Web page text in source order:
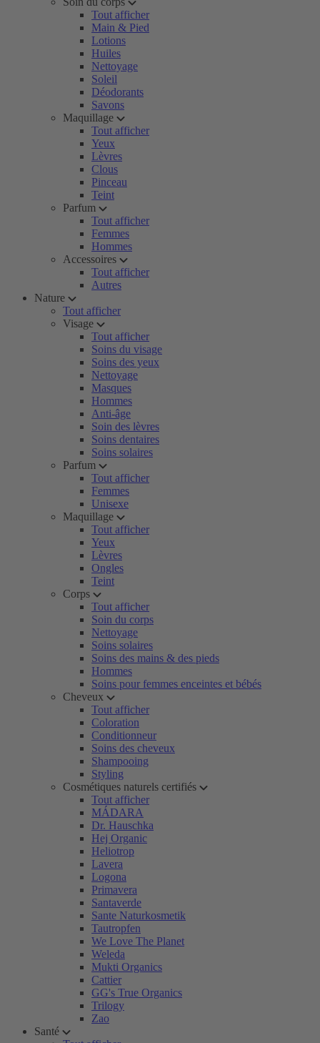
Tout afficher
Main & Pied
Lotions
Huiles
Nettoyage
Soleil
Déodorants
Savons
Maquillage
Tout afficher
Yeux
Lèvres
Clous
Pinceau
Teint
Parfum
Tout afficher
Femmes
Hommes
Accessoires
Tout afficher
Autres
Nature
Tout afficher
Visage
Tout afficher
Soins du visage
Soins des yeux
Nettoyage
Masques
Hommes
Anti-âge
Soin des lèvres
Soins dentaires
Soins solaires
Parfum
Tout afficher
Femmes
Unisexe
Maquillage
Tout afficher
Yeux
Lèvres
Ongles
Teint
Corps
Tout afficher
Soin du corps
Nettoyage
Soins solaires
Soins des mains & des pieds
Hommes
Soins pour femmes enceintes et bébés
Cheveux
Tout afficher
Coloration
Conditionneur
Soins des cheveux
Shampooing
Styling
Cosmétiques naturels certifiés
Tout afficher
MÁDARA
Dr. Hauschka
Hej Organic
Heliotrop
Lavera
Logona
Primavera
Santaverde
Sante Naturkosmetik
Tautropfen
We Love The Planet
Weleda
Mukti Organics
Cattier
GG's True Organics
Trilogy
Zao
Santé